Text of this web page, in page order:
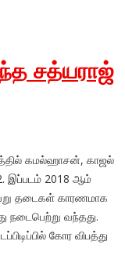
சத்யராஜ்
கமல்ஹாசன், காஜல்
இப்படம் 2018 ஆம்
தடைகள் காரணமாக
நடைபெற்று வந்தது.
கோர விபத்து